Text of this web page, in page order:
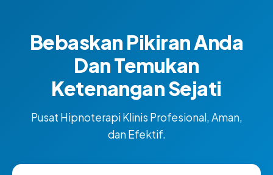
Bebaskan Pikiran Anda
Dan Temukan
Ketenangan Sejati
Pusat Hipnoterapi Klinis Profesional, Aman,
dan Efektif.